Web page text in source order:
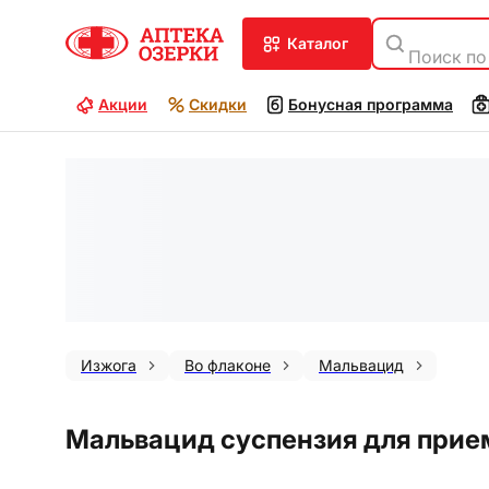
каталог
Поиск
Акции Скидки Бонусная программа
Изжога Во флаконе Мальвацид
Мальвацид суспензия для